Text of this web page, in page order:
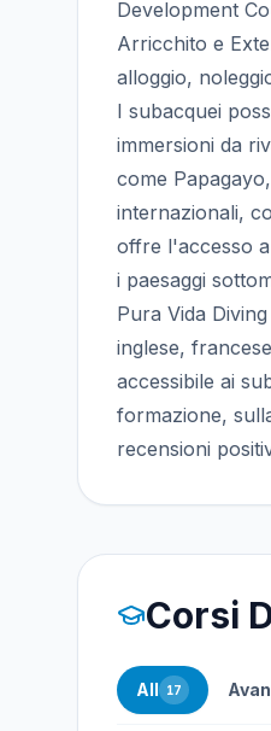
Development
Arricchito e
alloggio,
I subacquei
immersioni da
come
internazionali,
offre l'accesso
i paesaggi
Pura Vida
inglese,
accessibile ai
formazione,
recensioni
Corsi
All 17